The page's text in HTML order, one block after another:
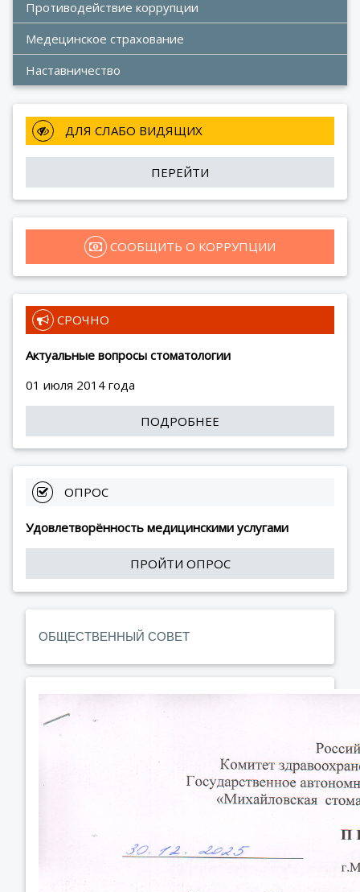
Противодействие коррупции
Медецинское страхование
Наставничество
ДЛЯ СЛАБО ВИДЯЩИХ
ПЕРЕЙТИ
СООБЩИТЬ О КОРРУПЦИИ
СРОЧНО
Актуальные вопросы стоматологии
01 июля 2014 года
ПОДРОБНЕЕ
ОПРОС
Удовлетворённость медицинскими услугами
ПРОЙТИ ОПРОС
ОБЩЕСТВЕННЫЙ СОВЕТ